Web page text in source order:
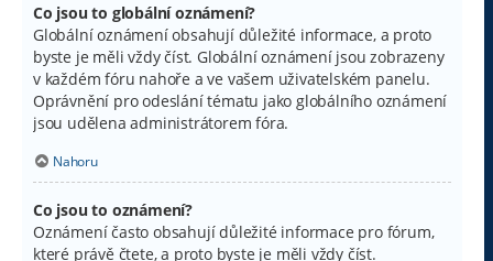
Co jsou to globální oznámení?
Globální oznámení obsahují důležité informace, a proto
byste je měli vždy číst. Globální oznámení jsou zobrazeny
v každém fóru nahoře a ve vašem uživatelském panelu.
Oprávnění pro odeslání tématu jako globálního oznámení
jsou udělena administrátorem fóra.
Nahoru
Co jsou to oznámení?
Oznámení často obsahují důležité informace pro fórum,
které právě čtete, a proto byste je měli vždy číst.